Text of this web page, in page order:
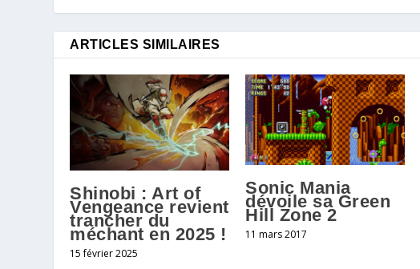
ARTICLES SIMILAIRES
Shinobi : Art of
Vengeance revient
trancher du
méchant en 2025 !
15 février 2025
Sonic Mania
dévoile sa Green
Hill Zone 2
11 mars 2017